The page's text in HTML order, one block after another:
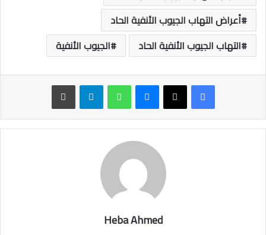
أعراض التهاب الجيوب الأنفية الحاد
التهاب الجيوب الأنفية الحاد
الجيوب الأنفية
ماسنجر واتساب تيلقرام طباعة
Heba Ahmed